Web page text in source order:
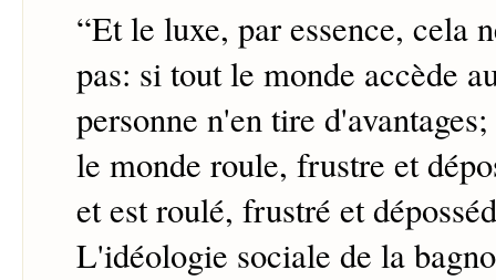
“Et le luxe, par essence, cela
pas: si tout le monde accède
personne n'en tire
le monde roule, frustre et
et est roulé, frustré et
L'idéologie sociale de la